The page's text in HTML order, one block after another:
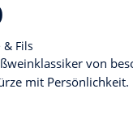
& Fils
von
mit Persönlichkeit.